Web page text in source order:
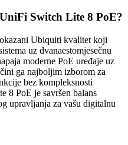
Switch Lite 8 PoE?
Ubiquiti kvalitet koji
uz dvanaestomjesečnu
moderne PoE uređaje uz
ga najboljim izborom za
bez kompleksnosti
8 PoE je savršen balans
upravljanja za vašu digitalnu